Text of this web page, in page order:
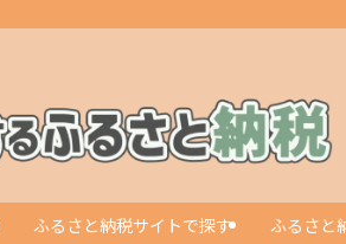
ふるさと納税サイトで探す ふるさと